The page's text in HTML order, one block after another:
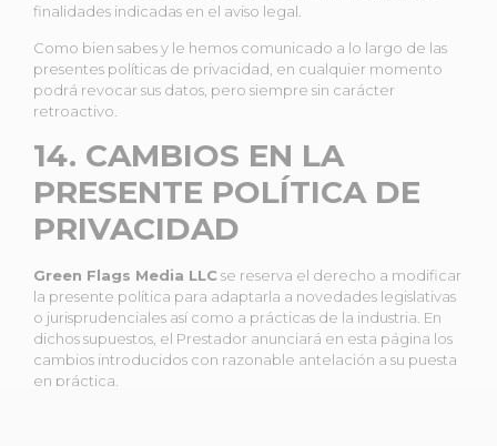
finalidades indicadas en el aviso legal.
Como bien sabes y le hemos comunicado a lo largo de las
presentes políticas de privacidad, en cualquier momento
podrá revocar sus datos, pero siempre sin carácter
retroactivo.
14. CAMBIOS EN LA
PRESENTE POLÍTICA DE
PRIVACIDAD
Green Flags Media LLCse reserva el derecho a modificar
la presente política para adaptarla a novedades legislativas
o jurisprudenciales así como a prácticas de la industria. En
dichos supuestos, el Prestador anunciará en esta página los
cambios introducidos con razonable antelación a su puesta
en práctica.